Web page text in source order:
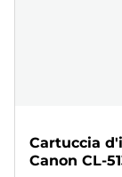
Cartuccia
Canon CL-